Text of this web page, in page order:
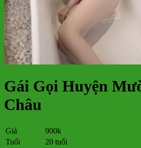
Gái Gọi Huyện
Châu
Giá
900k
Tuổi
20 tuổi